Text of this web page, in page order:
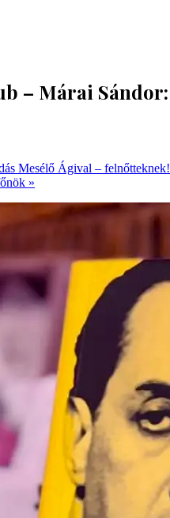
– Márai
Mesélő Ágival – felnőtteknek!
»